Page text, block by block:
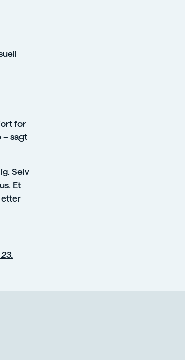
for
sagt
Selv
Et
etter